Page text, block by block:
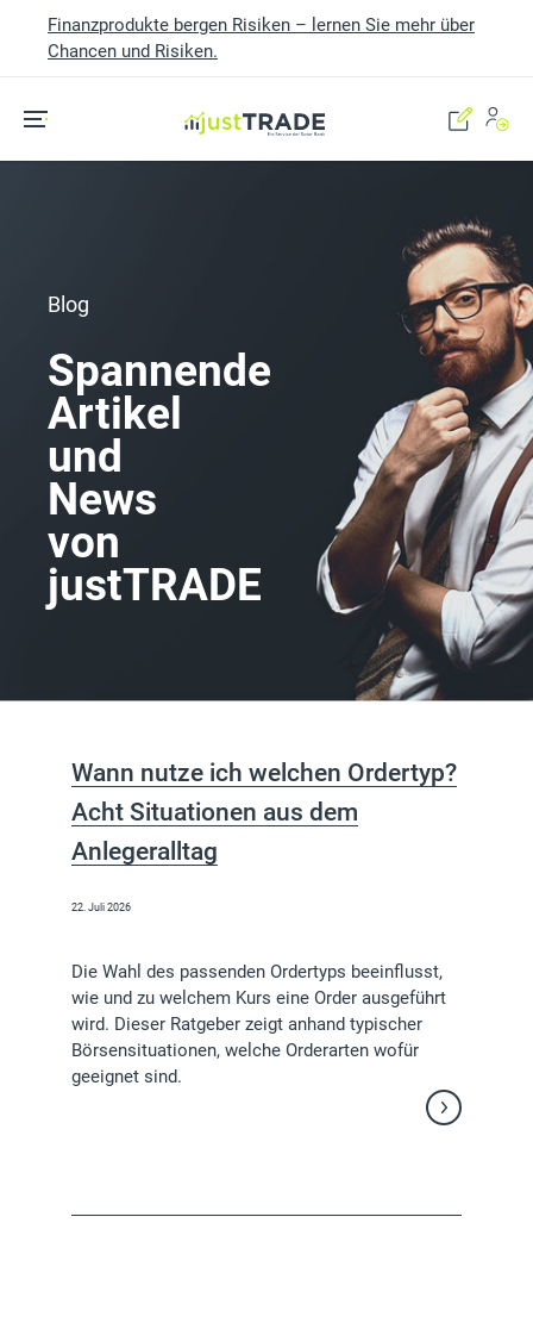
Finanzprodukte bergen Risiken – lernen Sie mehr über
Chancen und Risiken.
Blog
Spannende
Artikel
und
News
von
justTRADE
Wann nutze ich welchen Ordertyp?
Acht Situationen aus dem
Anlegeralltag
22. Juli 2026
Die Wahl des passenden Ordertyps beeinflusst,
wie und zu welchem Kurs eine Order ausgeführt
wird. Dieser Ratgeber zeigt anhand typischer
Börsensituationen, welche Orderarten wofür
geeignet sind.
Weiterlesen